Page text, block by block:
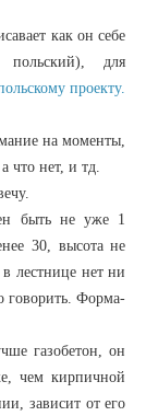
как он себе
для
проекту.
на моменты,
что нет, и тд.
быть не уже 1
30, высота не
лестнице нет ни
говорить. Форма-
газобетон, он
чем кирпичной
зависит от его